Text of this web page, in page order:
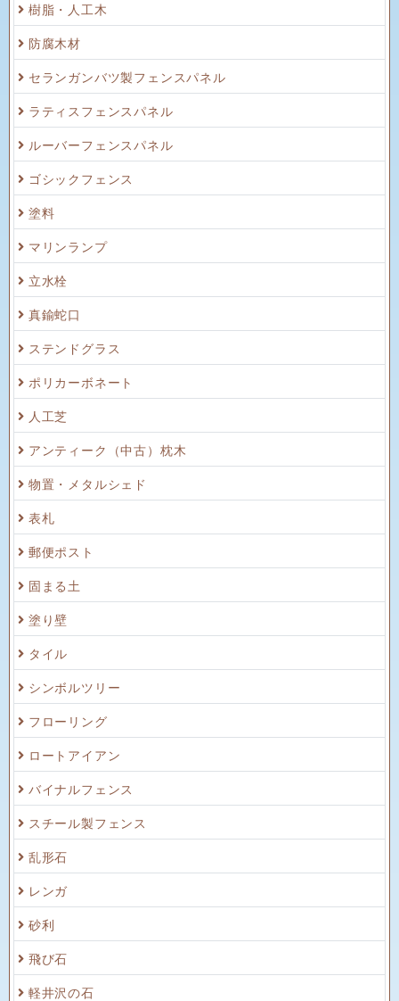
樹脂・人工木
防腐木材
セランガンバツ製フェンスパネル
ラティスフェンスパネル
ルーバーフェンスパネル
ゴシックフェンス
塗料
マリンランプ
立水栓
真鍮蛇口
ステンドグラス
ポリカーボネート
人工芝
アンティーク（中古）枕木
物置・メタルシェド
表札
郵便ポスト
固まる土
塗り壁
タイル
シンボルツリー
フローリング
ロートアイアン
バイナルフェンス
スチール製フェンス
乱形石
レンガ
砂利
飛び石
軽井沢の石